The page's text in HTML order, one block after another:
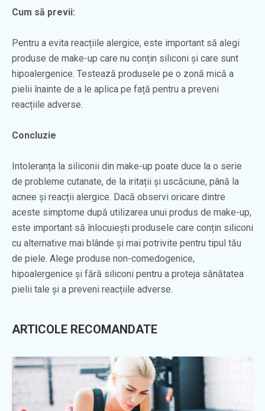
Cum să previi:
Pentru a evita reacțiile alergice, este important să alegi
produse de make-up care nu conțin siliconi și care sunt
hipoalergenice. Testează produsele pe o zonă mică a
pielii înainte de a le aplica pe față pentru a preveni
reacțiile adverse.
Concluzie
Intoleranța la siliconii din make-up poate duce la o serie
de probleme cutanate, de la iritații și uscăciune, până la
acnee și reacții alergice. Dacă observi oricare dintre
aceste simptome după utilizarea unui produs de make-up,
este important să înlocuiești produsele care conțin siliconi
cu alternative mai blânde și mai potrivite pentru tipul tău
de piele. Alege produse non-comedogenice,
hipoalergenice și fără siliconi pentru a proteja sănătatea
pielii tale și a preveni reacțiile adverse.
ARTICOLE RECOMANDATE